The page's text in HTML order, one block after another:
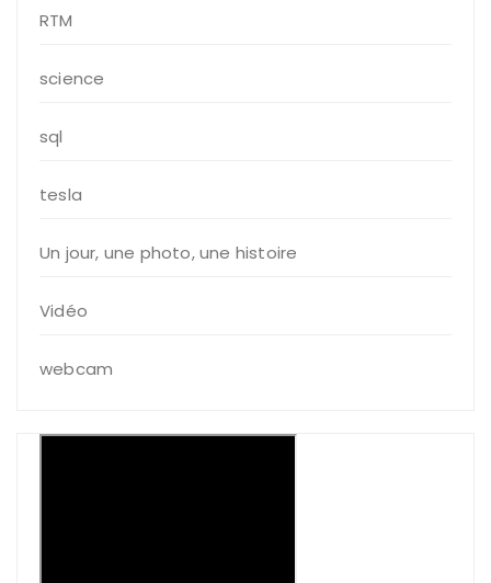
RTM
science
sql
tesla
Un jour, une photo, une histoire
Vidéo
webcam